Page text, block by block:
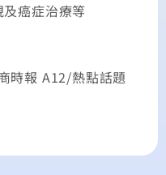
癌症治療等
報 A12/熱點話題